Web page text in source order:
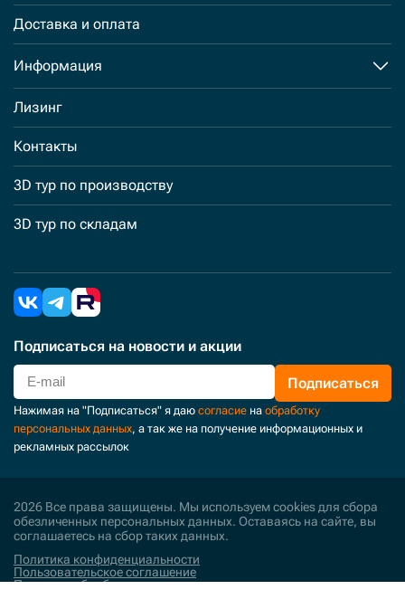
Доставка и оплата
Информация
Лизинг
Контакты
3D тур по производству
3D тур по складам
Подписаться на новости и акции
Подписаться
Нажимая на "Подписаться" я даю согласие на обработку
персональных данных, а так же на получение информационных и
рекламных рассылок
2026 Все права защищены. Мы используем cookies для сбора
обезличенных персональных данных. Оставаясь на сайте, вы
соглашаетесь на сбор таких данных.
Политика конфиденциальности
Пользовательское соглашение
Политика обработки персональных данных